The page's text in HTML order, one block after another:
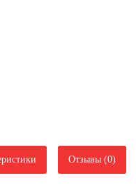
Отзывы (0)